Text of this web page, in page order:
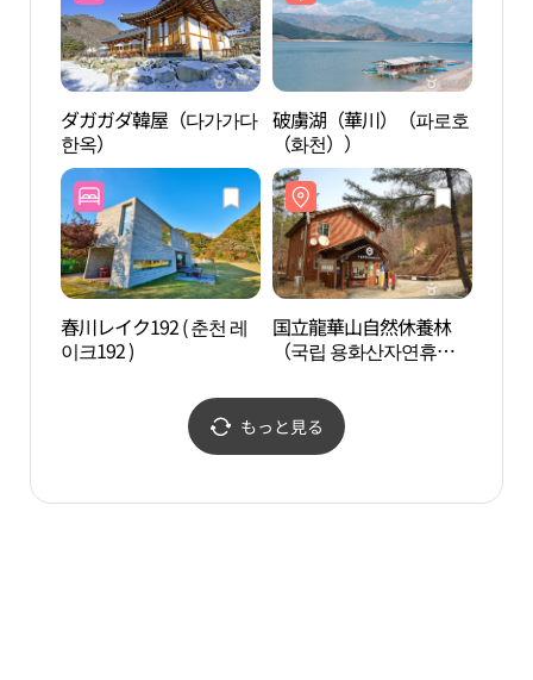
ダガガダ韓屋（다가가다
한옥）
破虜湖（華川）（파로호
（화천））
春川レイク192 ( 춘천 레
이크192 )
国立龍華山自然休養林
（국립 용화산자연휴양
もっと見る